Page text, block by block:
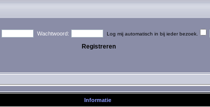
Wachtwoord: Log mij automatisch in bij ieder bezoek.
Registreren
Informatie